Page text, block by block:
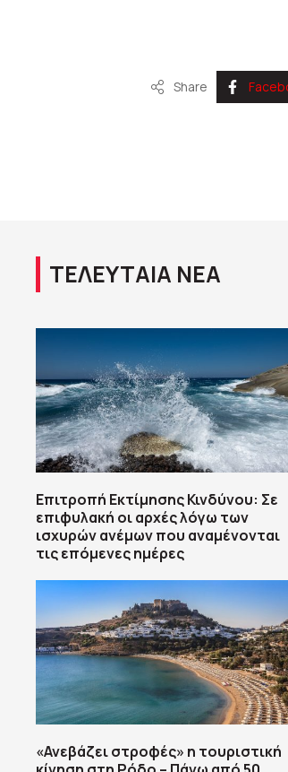
Share
ΤΕΛΕΥΤΑΙΑ ΝΕΑ
Επιτροπή Εκτίμησης Κινδύνου: Σε
επιφυλακή οι αρχές λόγω των
ισχυρών ανέμων που αναμένονται
τις επόμενες ημέρες
«Ανεβάζει στροφές» η τουριστική